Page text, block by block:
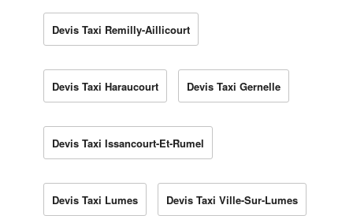
Devis Taxi Remilly-Aillicourt
Devis Taxi Haraucourt Devis Taxi Gernelle
Devis Taxi Issancourt-Et-Rumel
Devis Taxi Lumes Devis Taxi Ville-Sur-Lumes